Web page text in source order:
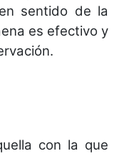
sentido de la
es efectivo y
con la que